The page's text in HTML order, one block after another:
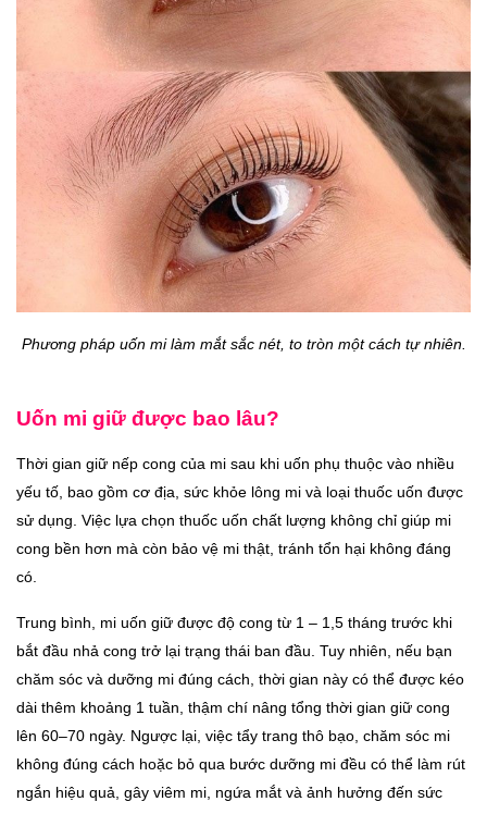
Phương pháp uốn mi làm mắt sắc nét, to tròn một cách tự nhiên.
Uốn mi giữ được bao lâu?
Thời gian giữ nếp cong của mi sau khi uốn phụ thuộc vào nhiều
yếu tố, bao gồm cơ địa, sức khỏe lông mi và loại thuốc uốn được
sử dụng. Việc lựa chọn thuốc uốn chất lượng không chỉ giúp mi
cong bền hơn mà còn bảo vệ mi thật, tránh tổn hại không đáng
có.
Trung bình, mi uốn giữ được độ cong từ 1 – 1,5 tháng trước khi
bắt đầu nhả cong trở lại trạng thái ban đầu. Tuy nhiên, nếu bạn
chăm sóc và dưỡng mi đúng cách, thời gian này có thể được kéo
dài thêm khoảng 1 tuần, thậm chí nâng tổng thời gian giữ cong
lên 60–70 ngày. Ngược lại, việc tẩy trang thô bạo, chăm sóc mi
không đúng cách hoặc bỏ qua bước dưỡng mi đều có thể làm rút
ngắn hiệu quả, gây viêm mi, ngứa mắt và ảnh hưởng đến sức